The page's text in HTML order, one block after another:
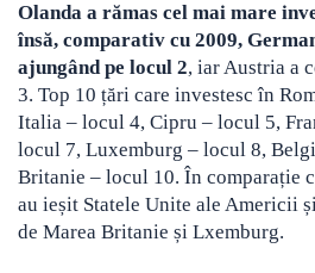
Olanda a rămas cel mai mare
însă, comparativ cu 2009,
ajungând pe locul 2, iar Austria a
3. Top 10 țări care investesc în
Italia – locul 4, Cipru – locul 5,
locul 7, Luxemburg – locul 8,
Britanie – locul 10. În comparație
au ieșit Statele Unite ale Americii
de Marea Britanie și Lxemburg.